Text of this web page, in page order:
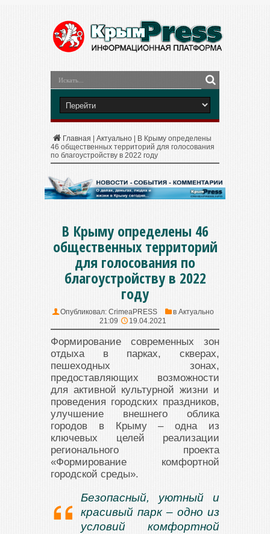
Главная Актуально
В Крыму определены
46 общественных территорий для голосования
по благоустройству в 2022 году
В Крыму определены 46
общественных территорий
для голосования по
благоустройству в 2022
году
Опубликовал: CrimeaPRESS в Актуально
21:09
19.04.2021
Формирование современных зон
отдыха в парках, скверах,
пешеходных зонах,
предоставляющих возможности
для активной культурной жизни и
проведения городских праздников,
улучшение внешнего облика
городов в Крыму – одна из
ключевых целей реализации
регионального проекта
«Формирование комфортной
городской среды».
Безопасный, уютный и
красивый парк – одно из
условий комфортной